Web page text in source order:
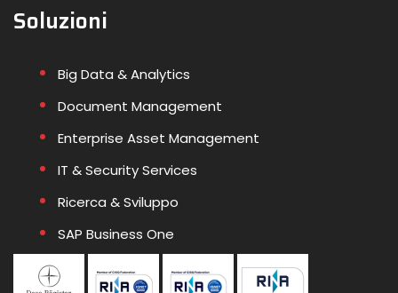
Soluzioni
Big Data & Analytics
Document Management
Enterprise Asset Management
IT & Security Services
Ricerca & Sviluppo
SAP Business One